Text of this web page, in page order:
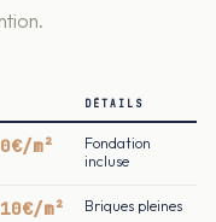
DÉTAILS
m²
Fondation
incluse
m² Briques pleines